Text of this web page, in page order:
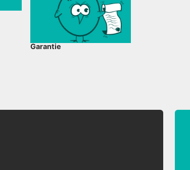
Garantie